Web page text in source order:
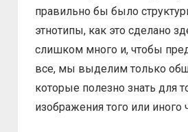
правильно бы было
этнотипы, как это сделано
слишком много и, чтобы
все, мы выделим только
которые полезно знать для
изображения того или иного